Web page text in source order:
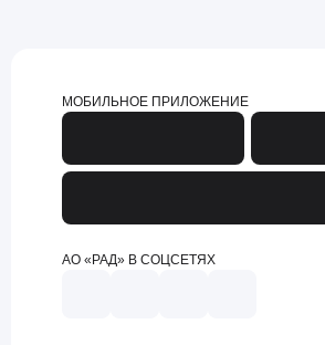
МОБИЛЬНОЕ ПРИЛОЖЕНИЕ
АО «РАД» В СОЦСЕТЯХ